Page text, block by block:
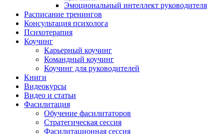
Эмоциональный интеллект руководителя
Расписание тренингов
Консультация психолога
Психотерапия
Коучинг
Карьерный коучинг
Командный коучинг
Коучинг для руководителей
Книги
Видеокурсы
Видео и статьи
Фасилитация
Обучение фасилитаторов
Стратегическая сессия
Фасилитационная сессия